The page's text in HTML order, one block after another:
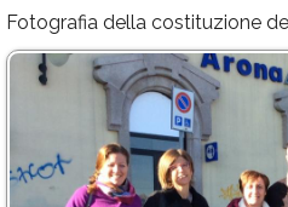
Fotografia della costituzione